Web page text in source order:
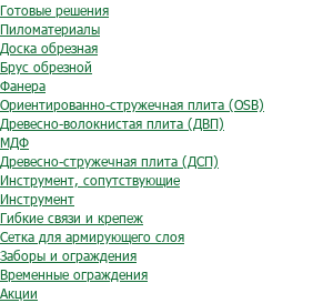
Готовые решения
Пиломатериалы
Доска обрезная
Брус обрезной
Фанера
Ориентированно-стружечная плита (OSB)
Древесно-волокнистая плита (ДВП)
МДФ
Древесно-стружечная плита (ДСП)
Инструмент, сопутствующие
Инструмент
Гибкие связи и крепеж
Сетка для армирующего слоя
Заборы и ограждения
Временные ограждения
Акции